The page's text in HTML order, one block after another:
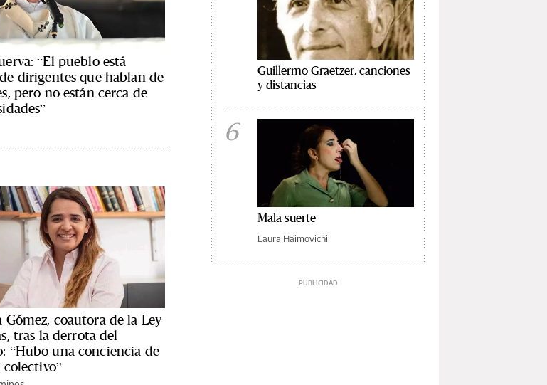
“El pueblo está
dirigentes que hablan de
pero no están cerca de
Gómez, coautora de la Ley
tras la derrota del
“Hubo una conciencia de
Guillermo Graetzer, canciones
y distancias
6
Mala suerte
Laura Haimovichi